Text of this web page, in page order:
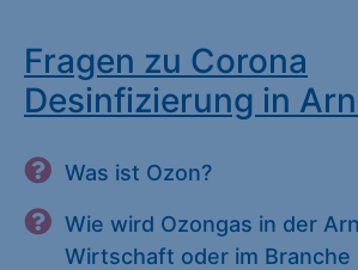
Fragen zu Corona
Desinfizierung in
Was ist Ozon?
Wie wird Ozongas in der
Wirtschaft oder im Branche